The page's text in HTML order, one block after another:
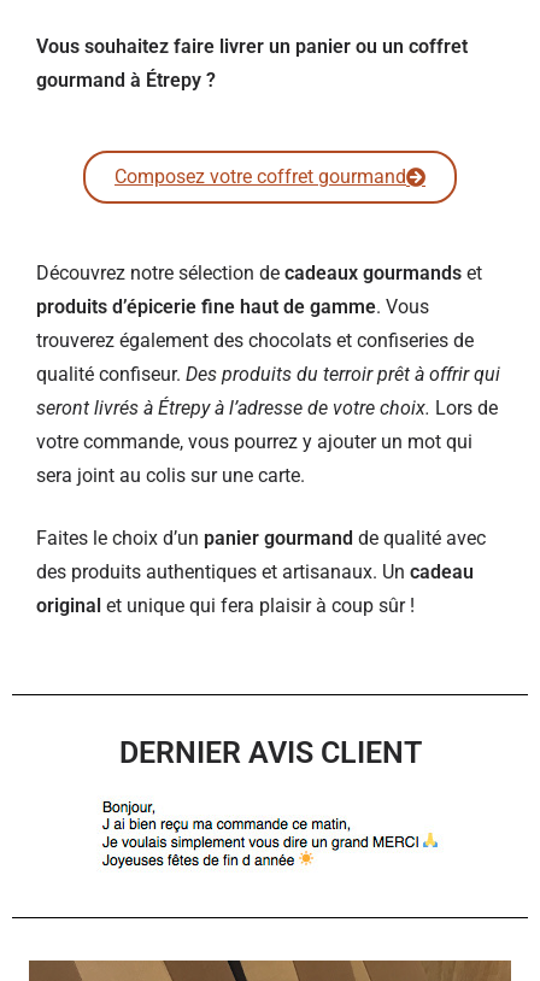
Vous souhaitez faire livrer un panier ou un coffret
gourmand à Étrepy ?
Composez votre coffret gourmand
Découvrez notre sélection de cadeaux gourmands et
produits d’épicerie fine haut de gamme. Vous
trouverez également des chocolats et confiseries de
qualité confiseur. Des produits du terroir prêt à offrir qui
seront livrés à Étrepy à l’adresse de votre choix. Lors de
votre commande, vous pourrez y ajouter un mot qui
sera joint au colis sur une carte.
Faites le choix d’un panier gourmand de qualité avec
des produits authentiques et artisanaux. Un cadeau
original et unique qui fera plaisir à coup sûr !
DERNIER AVIS CLIENT